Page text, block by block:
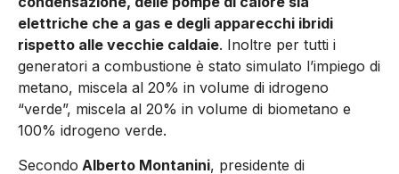
elettriche che a gas e degli apparecchi ibridi
rispetto alle vecchie caldaie. Inoltre per tutti i
generatori a combustione è stato simulato l’impiego di
metano, miscela al 20% in volume di idrogeno
“verde”, miscela al 20% in volume di biometano e
100% idrogeno verde.
Secondo Alberto Montanini, presidente di